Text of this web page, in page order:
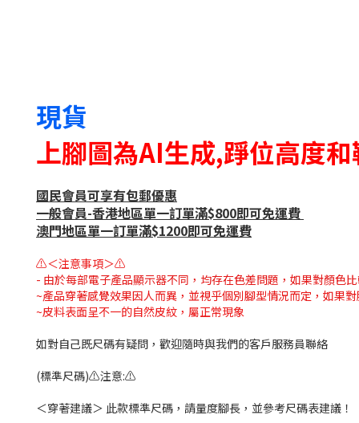
現貨
上腳圖為AI生成,踭位高度
國民會員可享有包郵優惠
一般會員-香港地區單一訂單滿$800即可免運費
澳門地區單一訂單滿$1200即可免運費
⚠＜注意事項＞⚠
- 由於每部電子產品顯示器不同，均存在色差問題，如果對顏色
~產品穿著感覺效果因人而異，並視乎個別腳型情況而定，如果
~皮料表面呈不一的自然皮紋，屬正常現象
如對自己既尺碼有疑問，歡迎隨時與我們的客戶服務員聯絡
(標準尺碼)⚠️注意:⚠️
＜穿著建議＞ 此款標準尺碼，請量度腳長，並參考尺碼表建議！